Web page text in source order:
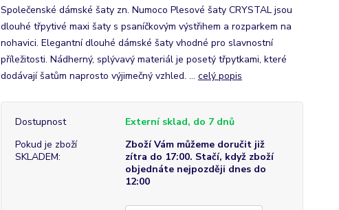
Společenské dámské šaty zn. Numoco Plesové šaty CRYSTAL jsou
dlouhé třpytivé maxi šaty s psaníčkovým výstřihem a rozparkem na
nohavici. Elegantní dlouhé dámské šaty vhodné pro slavnostní
příležitosti. Nádherný, splývavý materiál je posetý třpytkami, které
dodávají šatům naprosto výjimečný vzhled. ... celý popis
Dostupnost
Externí sklad, do 7 dnů
Pokud je zboží
SKLADEM:
Zboží Vám můžeme doručit již
zítra do 17:00. Stačí, když zboží
objednáte nejpozději dnes do
12:00